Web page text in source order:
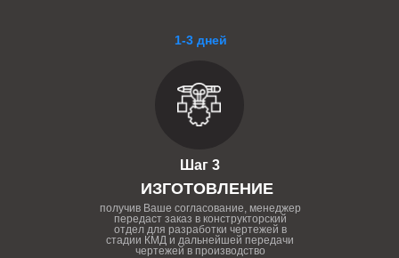
1-3 дней
Шаг 3
ИЗГОТОВЛЕНИЕ
получив Ваше согласование, менеджер
передаст заказ в конструкторский
отдел для разработки чертежей в
стадии КМД и дальнейшей передачи
чертежей в производство